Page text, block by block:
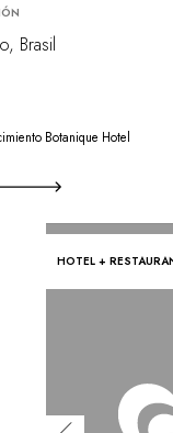
Brasil
Botanique Hotel
HOTEL +